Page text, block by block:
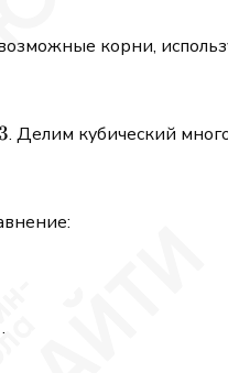
корни,
. Делим кубический
.